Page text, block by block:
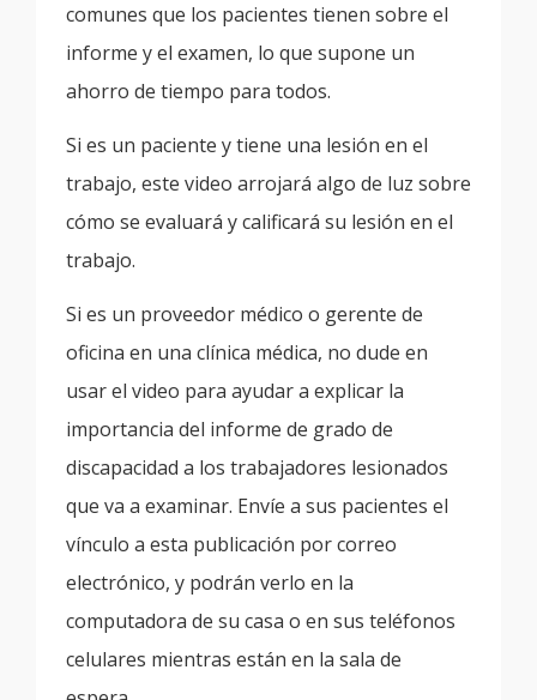
comunes que los pacientes tienen sobre el
informe y el examen, lo que supone un
ahorro de tiempo para todos.
Si es un paciente y tiene una lesión en el
trabajo, este video arrojará algo de luz sobre
cómo se evaluará y calificará su lesión en el
trabajo.
Si es un proveedor médico o gerente de
oficina en una clínica médica, no dude en
usar el video para ayudar a explicar la
importancia del informe de grado de
discapacidad a los trabajadores lesionados
que va a examinar. Envíe a sus pacientes el
vínculo a esta publicación por correo
electrónico, y podrán verlo en la
computadora de su casa o en sus teléfonos
celulares mientras están en la sala de